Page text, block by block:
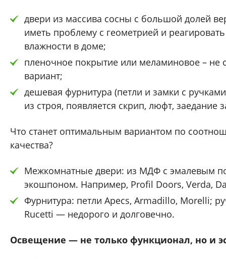
двери из массива сосны с большой долей
иметь проблему с геометрией и
влажности в доме;
пленочное покрытие или меламиновое – не
вариант;
дешевая фурнитура (петли и замки с
из строя, появляется скрип, люфт, заедание
Что станет оптимальным вариантом по
качества?
Межкомнатные двери: из МДФ с эмалевым
экошпоном. Например, Profil Doors, Verda,
Фурнитура: петли Apecs, Armadillo, Morelli;
Rucetti — недорого и долговечно.
Освещение — не только функционал, но и